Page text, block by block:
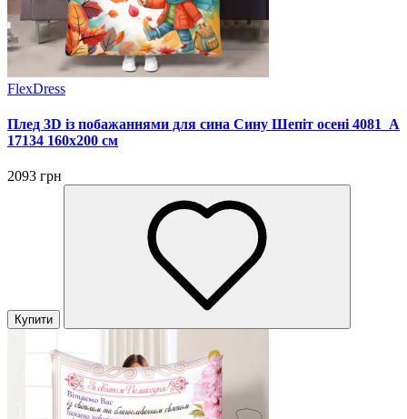
FlexDress
Плед 3D із побажаннями для сина Сину Шепіт осені 4081_A
17134 160х200 см
2093 грн
Купити